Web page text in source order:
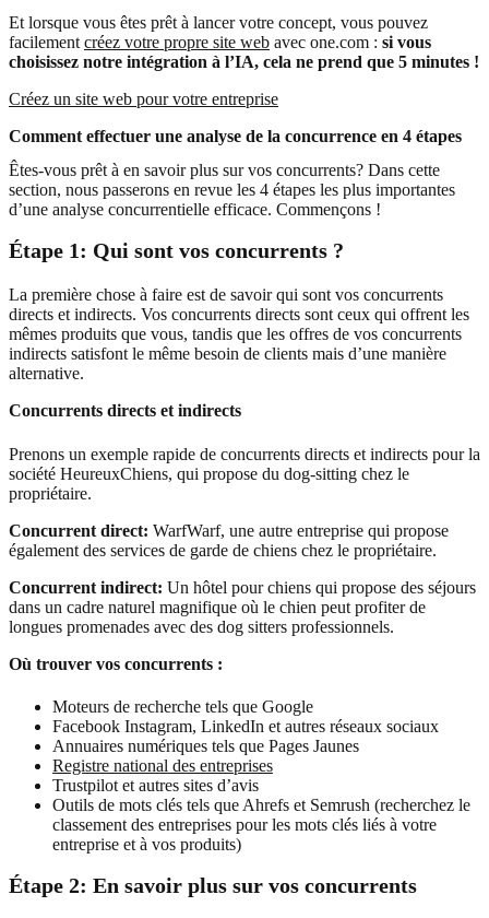
Et lorsque vous êtes prêt à lancer votre concept, vous pouvez
facilement créez votre propre site web avec one.com : si vous
choisissez notre intégration à l’IA, cela ne prend que 5 minutes !
Créez un site web pour votre entreprise
Comment effectuer une analyse de la concurrence en 4 étapes
Êtes-vous prêt à en savoir plus sur vos concurrents? Dans cette
section, nous passerons en revue les 4 étapes les plus importantes
d’une analyse concurrentielle efficace. Commençons !
Étape 1: Qui sont vos concurrents ?
La première chose à faire est de savoir qui sont vos concurrents
directs et indirects. Vos concurrents directs sont ceux qui offrent les
mêmes produits que vous, tandis que les offres de vos concurrents
indirects satisfont le même besoin de clients mais d’une manière
alternative.
Concurrents directs et indirects
Prenons un exemple rapide de concurrents directs et indirects pour la
société HeureuxChiens, qui propose du dog-sitting chez le
propriétaire.
Concurrent direct: WarfWarf, une autre entreprise qui propose
également des services de garde de chiens chez le propriétaire.
Concurrent indirect: Un hôtel pour chiens qui propose des séjours
dans un cadre naturel magnifique où le chien peut profiter de
longues promenades avec des dog sitters professionnels.
Où trouver vos concurrents :
Moteurs de recherche tels que Google
Facebook Instagram, LinkedIn et autres réseaux sociaux
Annuaires numériques tels que Pages Jaunes
Registre national des entreprises
Trustpilot et autres sites d’avis
Outils de mots clés tels que Ahrefs et Semrush (recherchez le
classement des entreprises pour les mots clés liés à votre
entreprise et à vos produits)
Étape 2: En savoir plus sur vos concurrents